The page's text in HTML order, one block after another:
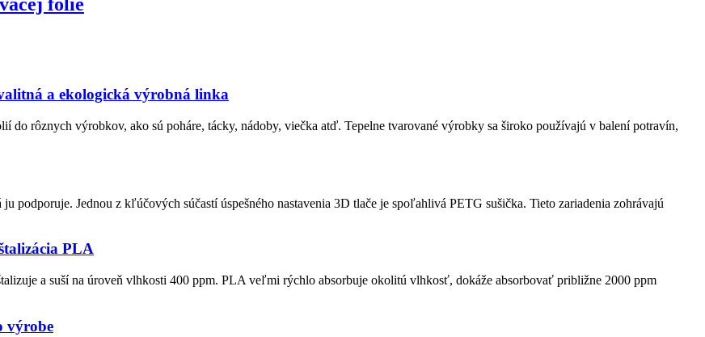
a ekologická výrobná linka
do rôznych výrobkov, ako sú poháre, tácky, nádoby, viečka atď. Tepelne tvarované výrobky sa široko používajú v balení potravín,
podporuje. Jednou z kľúčových súčastí úspešného nastavenia 3D tlače je spoľahlivá PETG sušička. Tieto zariadenia zohrávajú
PLA
a suší na úroveň vlhkosti 400 ppm. PLA veľmi rýchlo absorbuje okolitú vlhkosť, dokáže absorbovať približne 2000 ppm
výrobe